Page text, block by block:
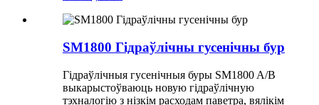
SM1800 Гідраўлічны гусенічны бур
Гідраўлічныя гусенічныя буры SM1800 A/B
выкарыстоўваюць новую гідраўлічную
тэхналогію з нізкім расходам паветра, вялікім